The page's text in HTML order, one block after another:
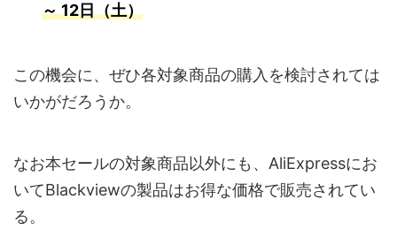
～ 12日（土）
この機会に、ぜひ各対象商品の購入を検討されては
いかがだろうか。
なお本セールの対象商品以外にも、AliExpressにお
いてBlackviewの製品はお得な価格で販売されてい
る。